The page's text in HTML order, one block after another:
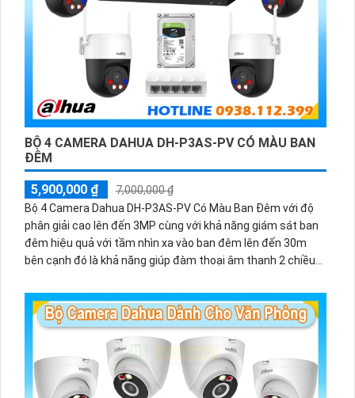
BỘ 4 CAMERA DAHUA DH-P3AS-PV CÓ MÀU BAN
ĐÊM
5,900,000 ₫
7,000,000 ₫
Bộ 4 Camera Dahua DH-P3AS-PV Có Màu Ban Đêm với độ
phân giải cao lên đến 3MP cùng với khả năng giám sát ban
đêm hiệu quả với tầm nhìn xa vào ban đêm lên đến 30m
bên cạnh đó là khả năng giúp đàm thoại âm thanh 2 chiều